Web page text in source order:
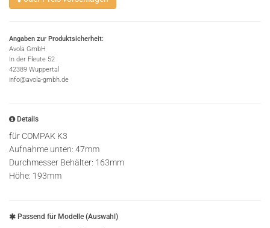
Angaben zur Produktsicherheit:
Avola GmbH
In der Fleute 52
42389 Wuppertal
info@avola-gmbh.de
Details
für COMPAK K3
Aufnahme unten: 47mm
Durchmesser Behälter: 163mm
Höhe: 193mm
Passend für Modelle (Auswahl)